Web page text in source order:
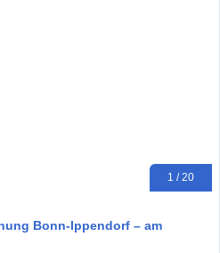
1 / 20
Bonn-Ippendorf – am